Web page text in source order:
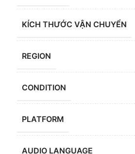
KÍCH THƯỚC VẬN CHUYỂN
REGION
CONDITION
PLATFORM
AUDIO LANGUAGE